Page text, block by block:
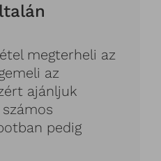
megterheli az
az
ajánljuk
pedig